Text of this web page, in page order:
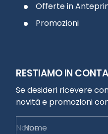
Offerte in
Promozioni
RESTIAMO IN
Se desideri ricevere
novità e promozioni
Nome